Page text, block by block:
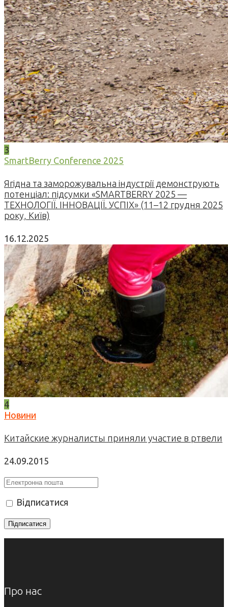
3
SmartBerry Conference 2025
Ягідна та заморожувальна індустрії демонструють
потенціал: підсумки «SMARTBERRY 2025 —
ТЕХНОЛОГІЇ. ІННОВАЦІЇ. УСПІХ» (11–12 грудня 2025
року, Київ)
16.12.2025
4
Новини
Китайские журналисты приняли участие в ртвели
24.09.2015
Відписатися
Про нас